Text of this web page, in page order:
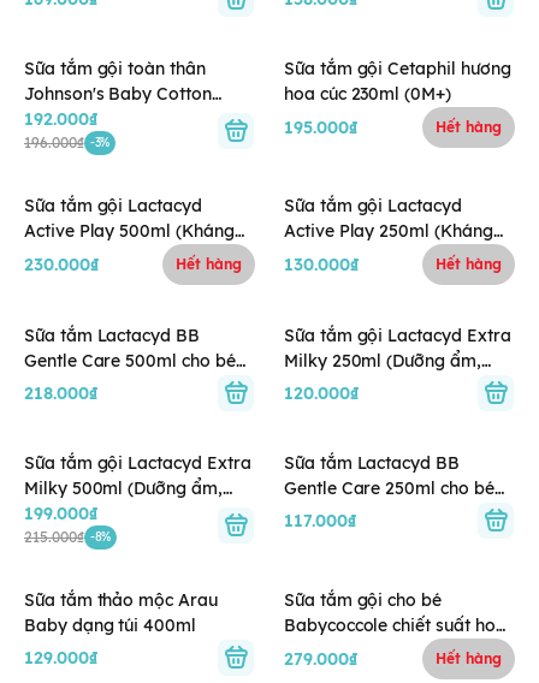
Sữa tắm gội toàn thân
Johnson's Baby Cotton
Touch 500ml (0M+)
192.000₫
196.000₫ -3%
Sữa tắm gội Cetaphil hương
hoa cúc 230ml (0M+)
195.000₫
Hết hàng
Sữa tắm gội Lactacyd
Active Play 500ml (Kháng
khuẩn, Sạch sâu mồ hôi cho
230.000₫ Hết hàng
Sữa tắm gội Lactacyd
Active Play 250ml (Kháng
khuẩn, Sạch sâu mồ hôi cho
130.000₫ Hết hàng
Sữa tắm Lactacyd BB
Gentle Care 500ml cho bé
(Giảm rôm sảy, hăm kẽ,
218.000₫
Sữa tắm gội Lactacyd Extra
Milky 250ml (Dưỡng ẩm,
Sạch dịu nhẹ)
120.000₫
Sữa tắm gội Lactacyd Extra
Milky 500ml (Dưỡng ẩm,
Sạch dịu nhẹ)
199.000₫
215.000₫ -8%
Sữa tắm Lactacyd BB
Gentle Care 250ml cho bé
(Giảm rôm sảy, hăm kẽ,
117.000₫
Sữa tắm thảo mộc Arau
Baby dạng túi 400ml
129.000₫
Sữa tắm gội cho bé
Babycoccole chiết suất hoa
sen 250ml 0M+
279.000₫ Hết hàng